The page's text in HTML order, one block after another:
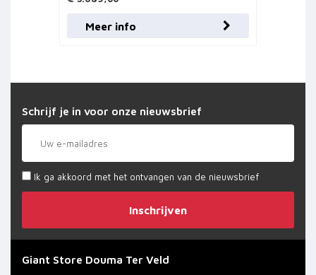
Meer info
Schrijf je in voor onze nieuwsbrief
Ik ga akkoord met het ontvangen van de nieuwsbrief
Inschrijven
Giant Store Douma Ter Veld